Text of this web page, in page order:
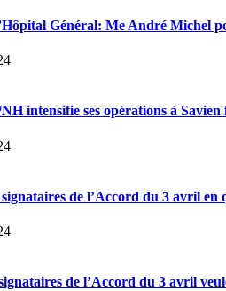
Général: Me André Michel
intensifie ses opérations à Savien
de l’Accord du 3 avril
de l’Accord du 3 avril